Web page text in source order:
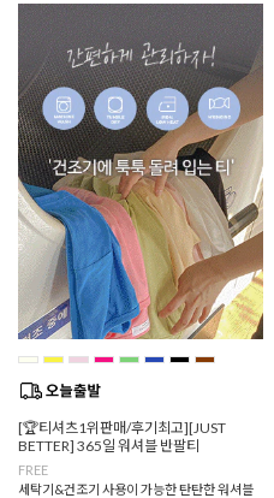
[🏆티셔츠1위판매/후기최고][JUST
BETTER] 365일 워셔블 반팔티
FREE
세탁기&건조기 사용이 가능한 탄탄한 워셔블